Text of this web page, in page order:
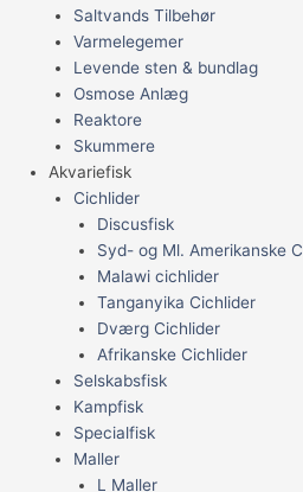
Saltvands Tilbehør
Varmelegemer
Levende sten & bundlag
Osmose Anlæg
Reaktore
Skummere
Akvariefisk
Cichlider
Discusfisk
Syd- og Ml. Amerikanske
Malawi cichlider
Tanganyika Cichlider
Dværg Cichlider
Afrikanske Cichlider
Selskabsfisk
Kampfisk
Specialfisk
Maller
L Maller